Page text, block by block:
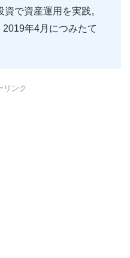
で資産運用を実践。
年4月につみたて
リンク